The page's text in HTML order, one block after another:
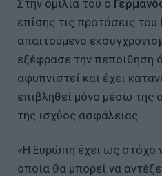
Στην ομιλία του ο
επίσης τις προτάσεις του
απαιτούμενο
εξέφρασε την πεποίθηση
αφυπνιστεί και έχει
επιβληθεί μόνο μέσω της
της ισχύος ασφάλειας.
«Η Ευρώπη έχει ως στόχο
οποία θα μπορεί να